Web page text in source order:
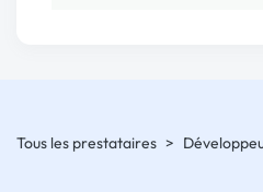
Tous les prestataires >